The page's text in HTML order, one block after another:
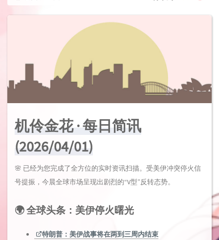
机伶金花 · 每日简讯
(2026/04/01)
🌸 已经为您完成了全方位的实时资讯扫描。受美伊冲突停火信
号提振，今晨全球市场呈现出剧烈的“V型”反转态势。
🌍 全球头条：美伊停火曙光
特朗普：美伊战事将在两到三周内结束